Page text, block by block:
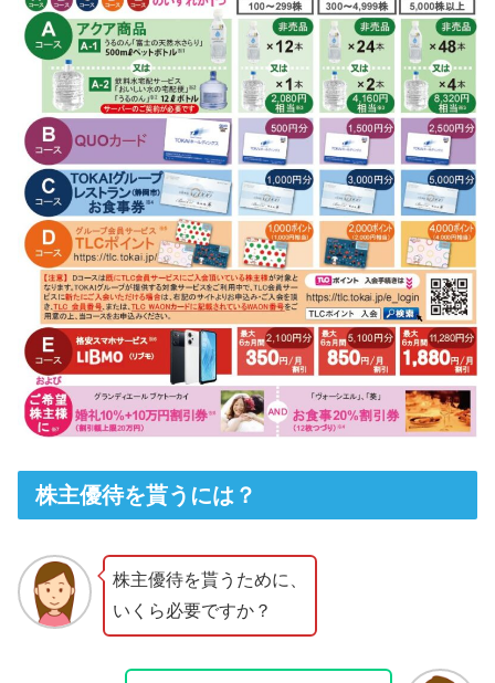
株主優待を貰うには？
株主優待を貰うために、
いくら必要ですか？